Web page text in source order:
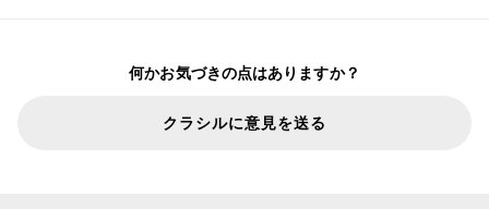
何かお気づきの点はありますか？
クラシルに意見を送る